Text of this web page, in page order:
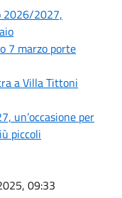
2026/2027,
7 marzo porte
a Villa Tittoni
un’occasione per
piccoli
09:33